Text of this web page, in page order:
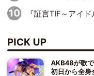
『証言TIF～アイドル戦国時代とはなんだったのか～』第10回：さ
PICK UP
AKB48が歌
初日から全身